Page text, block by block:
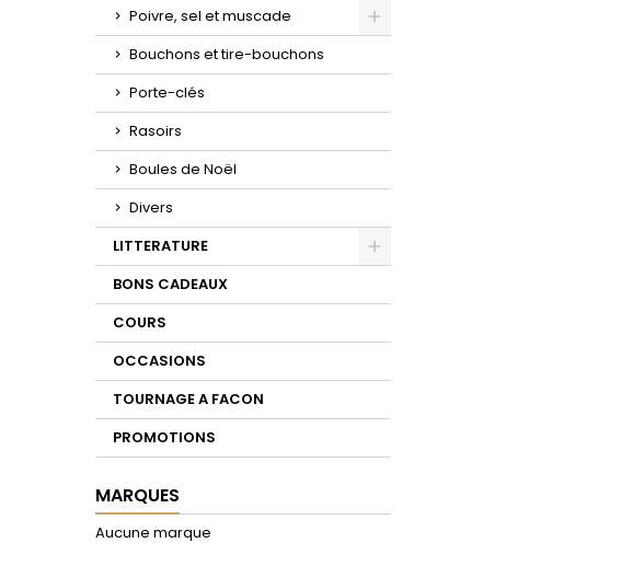
Poivre, sel et muscade
Bouchons et tire-bouchons
Porte-clés
Rasoirs
Boules de Noël
Divers
LITTERATURE
BONS CADEAUX
COURS
OCCASIONS
TOURNAGE A FACON
PROMOTIONS
MARQUES
Aucune marque